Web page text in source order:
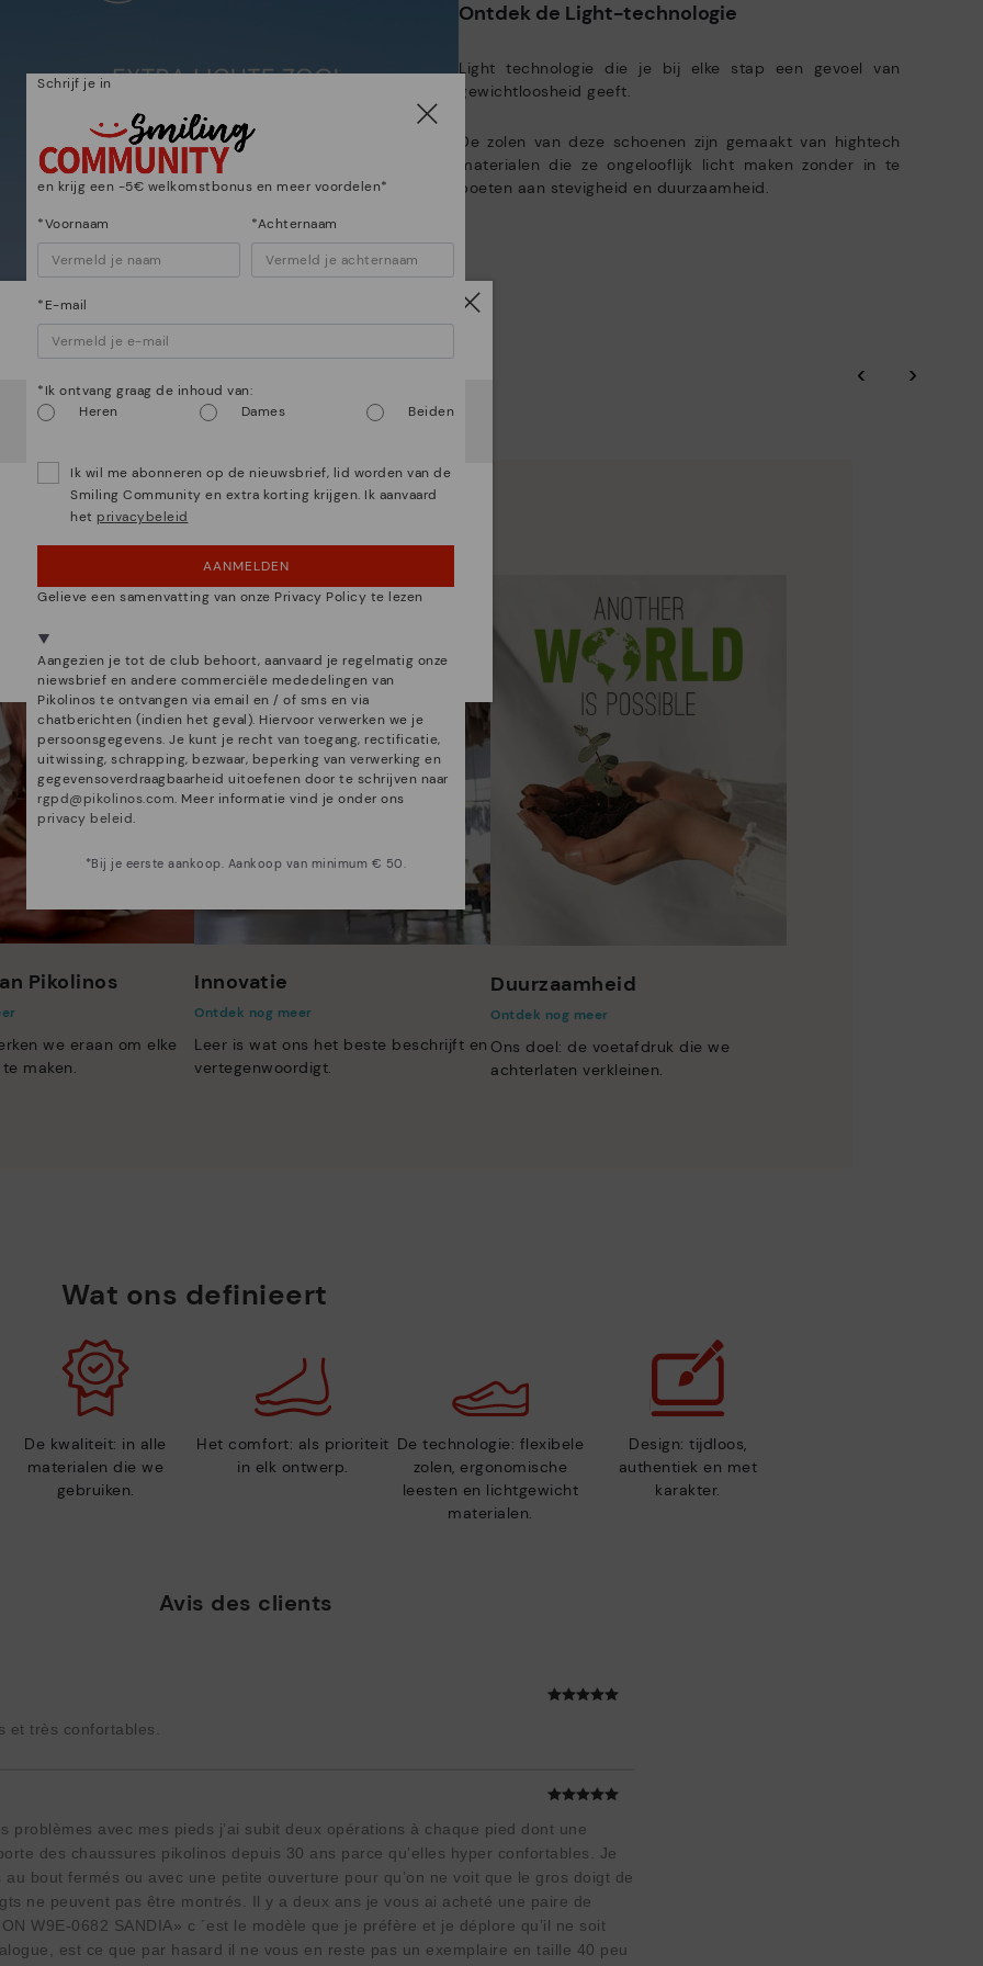
*Gratis verzending voor bestellingen van meer dan €50 - gratis
terugbezorgingen. Termijn voor retour verlengd tot 60 dagen voor
Pikolinos ijvert voor de duurzaamheid van al zijn materialen en
productieprocessen.
ONTDEK MEER
Ontdek de Light-technologie
Light technologie die je bij elke stap een gevoel van
gewichtloosheid geeft.
De zolen van deze schoenen zijn gemaakt van hightech
materialen die ze ongelooflijk licht maken zonder in te
boeten aan stevigheid en duurzaamheid.
‹ ›
zijn veel meer dan schoenen
Pikolinos
we eraan om elke
maken.
Innovatie
Ontdek nog meer
Leer is wat ons het beste beschrijft en
vertegenwoordigt.
Duurzaamheid
Ontdek nog meer
Ons doel: de voetafdruk die we
achterlaten verkleinen.
Wat ons definieert
De kwaliteit: in alle
materialen die we
gebruiken.
Het comfort: als prioriteit
in elk ontwerp.
De technologie: flexibele
zolen, ergonomische
leesten en lichtgewicht
materialen.
Design: tijdloos,
authentiek en met
karakter.
Avis des clients
et très confortables.
problèmes avec mes pieds j’ai subit deux opérations à chaque pied dont une
des chaussures pikolinos depuis 30 ans parce qu’elles hyper confortables. Je
au bout fermés ou avec une petite ouverture pour qu’on ne voit que le gros doigt de
ne peuvent pas être montrés. Il y a deux ans je vous ai acheté une paire de
W9E-0682 SANDIA» c ´est le modèle que je préfère et je déplore qu’il ne soit
est ce que par hasard il ne vous en reste pas un exemplaire en taille 40 peu
Let op!
Het lijkt erop dat je inVerenigde Staten
probeert toegang te krijgen tot de
website.
OEPS! FOUTJE, IK WIL GRAAG IN VERENIGDE
STATEN BLIJVEN
NEE, IK WIL DE BELGIË WEBSITE ZIEN
Schrijf je in
en krijg een -5€ welkomstbonus en meer voordelen*
*Voornaam *Achternaam
*E-mail
*Ik ontvang graag de inhoud van:
Heren
Dames Beiden
Ik wil me abonneren op de nieuwsbrief, lid worden van de
Smiling Community en extra korting krijgen. Ik aanvaard
het privacybeleid
AANMELDEN
Gelieve een samenvatting van onze Privacy Policy te lezen
Aangezien je tot de club behoort, aanvaard je regelmatig onze
niewsbrief en andere commerciële mededelingen van
Pikolinos te ontvangen via email en / of sms en via
chatberichten (indien het geval). Hiervoor verwerken we je
persoonsgegevens. Je kunt je recht van toegang, rectificatie,
uitwissing, schrapping, bezwaar, beperking van verwerking en
gegevensoverdraagbaarheid uitoefenen door te schrijven naar
rgpd@pikolinos.com. Meer informatie vind je onder ons
privacy beleid.
*Bij je eerste aankoop. Aankoop van minimum € 50.